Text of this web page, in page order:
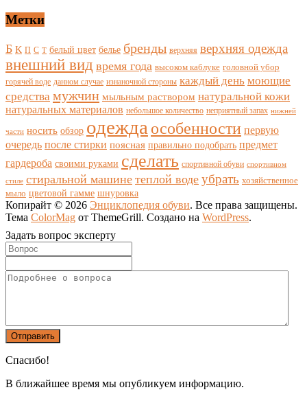
Метки
Б К П С Т белый цвет белье бренды верхняя верхняя одежда
внешний вид время года высоком каблуке головной убор
горячей воде данном случае изнаночной стороны каждый день моющие
средства мужчин мыльным раствором натуральной кожи
натуральных материалов небольшое количество неприятный запах нижней
части носить обзор одежда особенности первую
очередь после стирки поясная правильно подобрать предмет
гардероба своими руками сделать спортивной обуви спортивном
стиле стиральной машине теплой воде убрать хозяйственное
мыло цветовой гамме шнуровка
Копирайт © 2026 Энциклопедия обуви. Все права защищены.
Тема ColorMag от ThemeGrill. Создано на WordPress.
Задать вопрос эксперту
Спасибо!
В ближайшее время мы опубликуем информацию.